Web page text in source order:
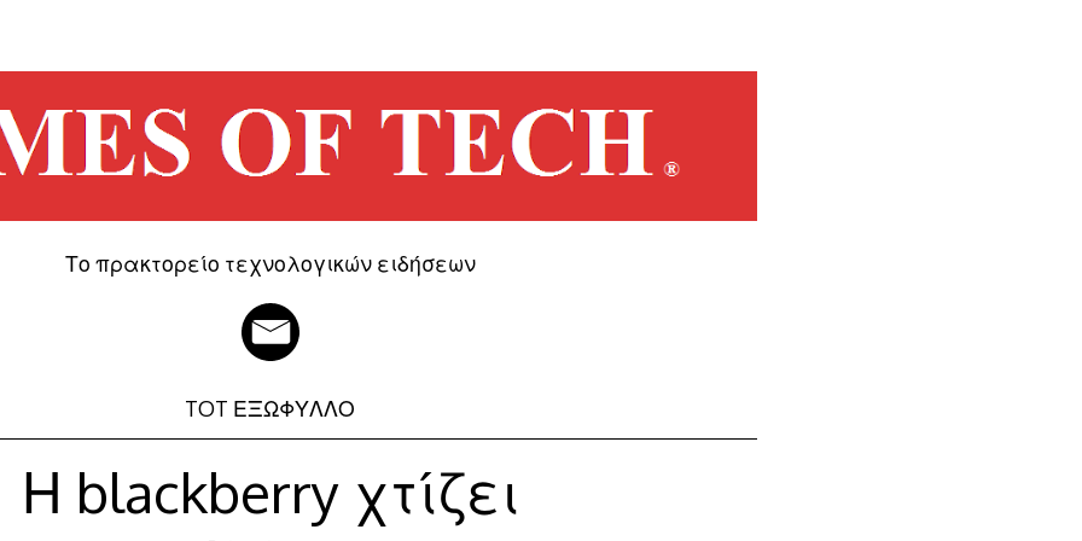
Το πρακτορείο τεχνολογικών ειδήσεων
TOT ΕΞΩΦΥΛΛΟ
Η blackberry χτίζει